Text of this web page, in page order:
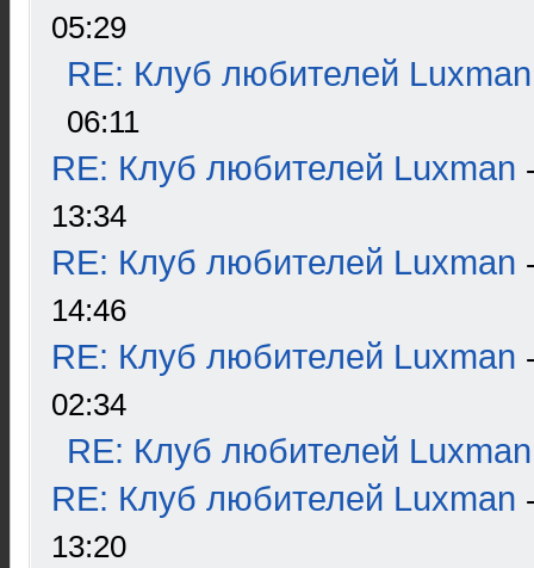
05:29
RE: Клуб любителей Luxman
06:11
RE: Клуб любителей Luxman
13:34
RE: Клуб любителей Luxman
14:46
RE: Клуб любителей Luxman
02:34
RE: Клуб любителей Luxman
RE: Клуб любителей Luxman
13:20